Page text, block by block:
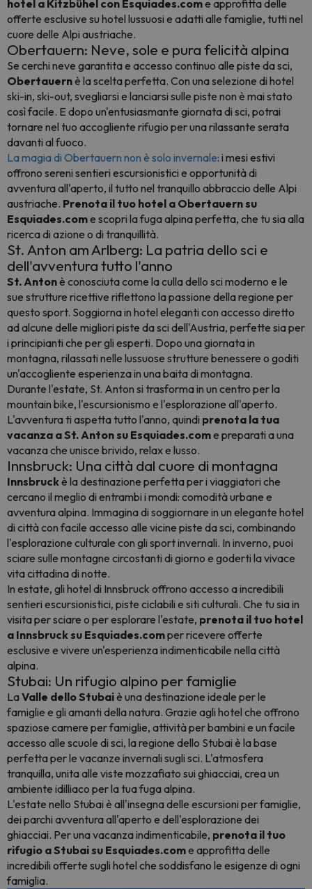
hotel a Kitzbühel con Esquiades.come approfitta delle
offerte esclusive su hotel lussuosi e adatti alle famiglie, tutti nel
cuore delle Alpi austriache.
Obertauern: Neve, sole e pura felicità alpina
Se cerchi neve garantita e accesso continuo alle piste da sci,
Obertauernè la scelta perfetta. Con una selezione di hotel
ski-in, ski-out, svegliarsi e lanciarsi sulle piste non è mai stato
così facile. E dopo un'entusiasmante giornata di sci, potrai
tornare nel tuo accogliente rifugio per una rilassante serata
davanti al fuoco.
La magia di Obertauern non è solo invernale: i mesi estivi
offrono sereni sentieri escursionistici e opportunità di
avventura all'aperto, il tutto nel tranquillo abbraccio delle Alpi
austriache. Prenota il tuo hotel a Obertauern su
Esquiades.come scopri la fuga alpina perfetta, che tu sia alla
ricerca di azione o di tranquillità.
St. Anton am Arlberg: La patria dello sci e
dell'avventura tutto l'anno
St. Antonè conosciuta come la culla dello sci moderno e le
sue strutture ricettive riflettono la passione della regione per
questo sport. Soggiorna in hotel eleganti con accesso diretto
ad alcune delle migliori piste da sci dell'Austria, perfette sia per
i principianti che per gli esperti. Dopo una giornata in
montagna, rilassati nelle lussuose strutture benessere o goditi
un'accogliente esperienza in una baita di montagna.
Durante l'estate, St. Anton si trasforma in un centro per la
mountain bike, l'escursionismo e l'esplorazione all'aperto.
L'avventura ti aspetta tutto l'anno, quindi prenota la tua
vacanza a St. Anton su Esquiades.come preparati a una
vacanza che unisce brivido, relax e lusso.
Innsbruck: Una città dal cuore di montagna
Innsbruckè la destinazione perfetta per i viaggiatori che
cercano il meglio di entrambi i mondi: comodità urbane e
avventura alpina. Immagina di soggiornare in un elegante hotel
di città con facile accesso alle vicine piste da sci, combinando
l'esplorazione culturale con gli sport invernali. In inverno, puoi
sciare sulle montagne circostanti di giorno e goderti la vivace
vita cittadina di notte.
In estate, gli hotel di Innsbruck offrono accesso a incredibili
sentieri escursionistici, piste ciclabili e siti culturali. Che tu sia in
visita per sciare o per esplorare l'estate, prenota il tuo hotel
a Innsbruck su Esquiades.comper ricevere offerte
esclusive e vivere un'esperienza indimenticabile nella città
alpina.
Stubai: Un rifugio alpino per famiglie
LaValle dello Stubaiè una destinazione ideale per le
famiglie e gli amanti della natura. Grazie agli hotel che offrono
spaziose camere per famiglie, attività per bambini e un facile
accesso alle scuole di sci, la regione dello Stubai è la base
perfetta per le vacanze invernali sugli sci. L'atmosfera
tranquilla, unita alle viste mozzafiato sui ghiacciai, crea un
ambiente idilliaco per la tua fuga alpina.
L'estate nello Stubai è all'insegna delle escursioni per famiglie,
dei parchi avventura all'aperto e dell'esplorazione dei
ghiacciai. Per una vacanza indimenticabile, prenota il tuo
rifugio a Stubai su Esquiades.come approfitta delle
incredibili offerte sugli hotel che soddisfano le esigenze di ogni
famiglia.